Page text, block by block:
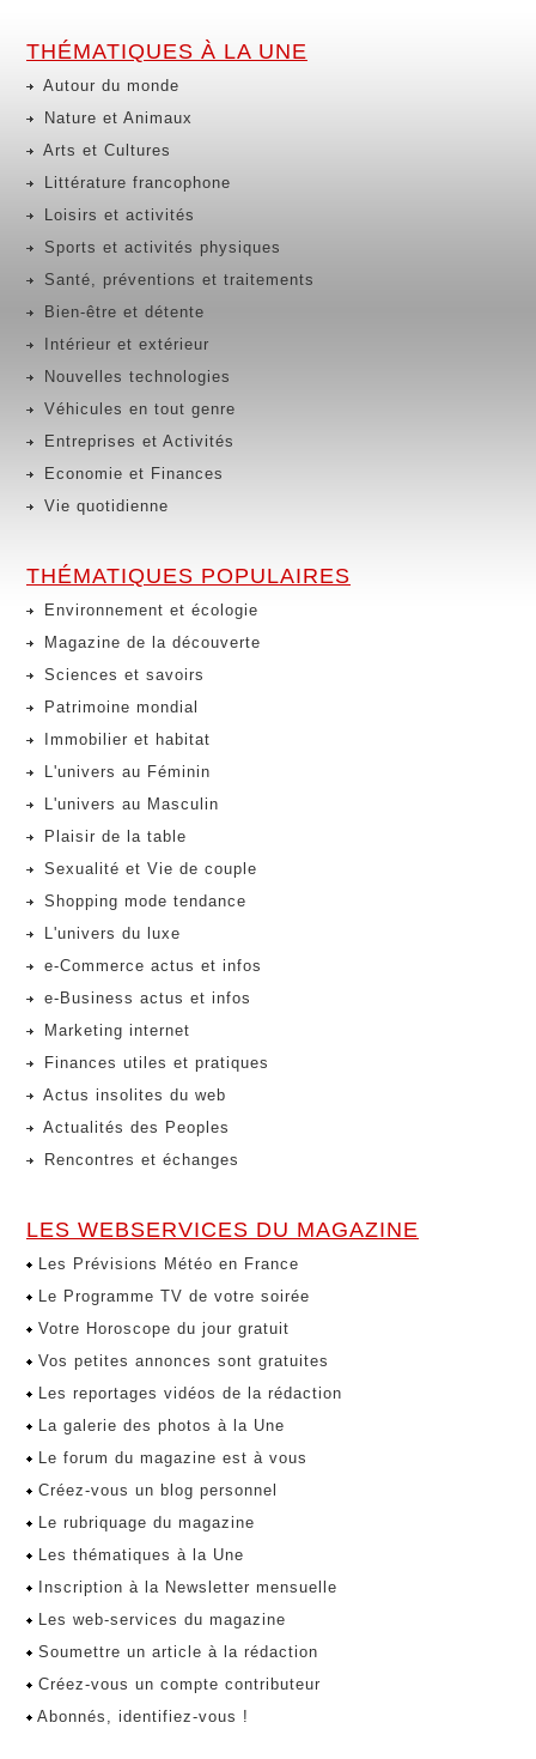
THÉMATIQUES À LA UNE
Autour du monde
Nature et Animaux
Arts et Cultures
Littérature francophone
Loisirs et activités
Sports et activités physiques
Santé, préventions et traitements
Bien-être et détente
Intérieur et extérieur
Nouvelles technologies
Véhicules en tout genre
Entreprises et Activités
Economie et Finances
Vie quotidienne
THÉMATIQUES POPULAIRES
Environnement et écologie
Magazine de la découverte
Sciences et savoirs
Patrimoine mondial
Immobilier et habitat
L'univers au Féminin
L'univers au Masculin
Plaisir de la table
Sexualité et Vie de couple
Shopping mode tendance
L'univers du luxe
e-Commerce actus et infos
e-Business actus et infos
Marketing internet
Finances utiles et pratiques
Actus insolites du web
Actualités des Peoples
Rencontres et échanges
LES WEBSERVICES DU MAGAZINE
Les Prévisions Météo en France
Le Programme TV de votre soirée
Votre Horoscope du jour gratuit
Vos petites annonces sont gratuites
Les reportages vidéos de la rédaction
La galerie des photos à la Une
Le forum du magazine est à vous
Créez-vous un blog personnel
Le rubriquage du magazine
Les thématiques à la Une
Inscription à la Newsletter mensuelle
Les web-services du magazine
Soumettre un article à la rédaction
Créez-vous un compte contributeur
Abonnés, identifiez-vous !